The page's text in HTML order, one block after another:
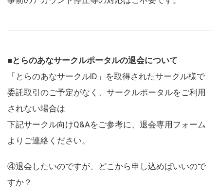
■とらのあなサークルポータルの退会について
「とらのあなサークルID」を取得されたサークル様で
委託取引のご予定がなく、サークルポータルをご利用
されない場合は
下記サークル向けQ&Aをご参考に、退会専用フォーム
よりご連絡ください。
④退会したいのですが、どこから申し込めばいいので
すか？